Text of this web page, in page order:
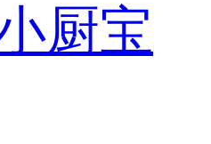
厨宝